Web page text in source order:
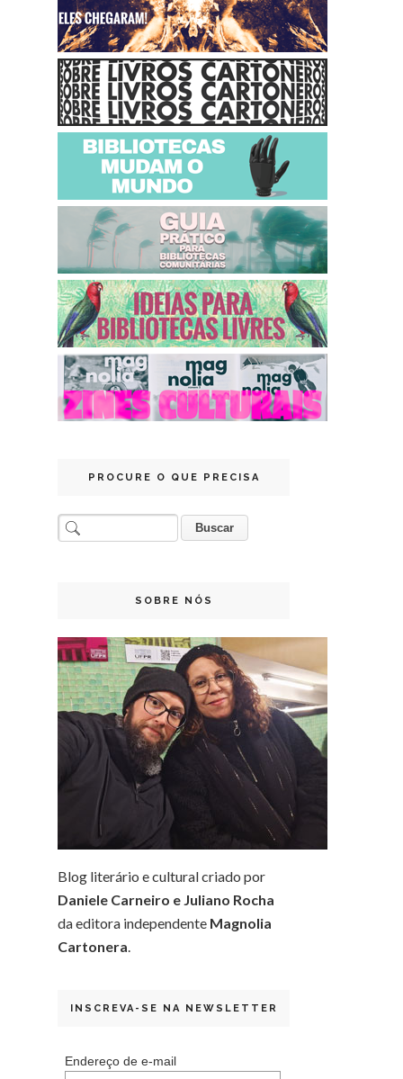
PROCURE O QUE PRECISA
SOBRE NÓS
Blog literário e cultural criado por
Daniele Carneiro e Juliano Rocha
da editora independente Magnolia
Cartonera.
INSCREVA-SE NA NEWSLETTER
Endereço de e-mail